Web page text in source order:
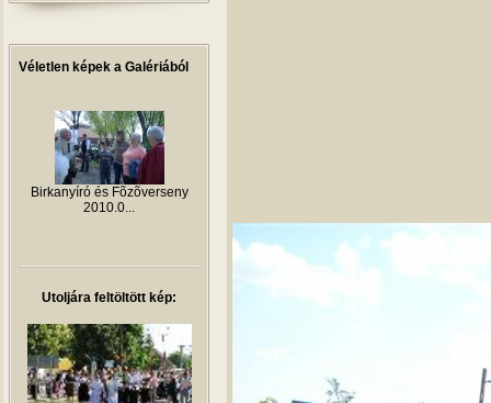
Véletlen képek a Galériából
Birkanyíró és Fõzõverseny
2010.0...
Utoljára feltöltött kép: